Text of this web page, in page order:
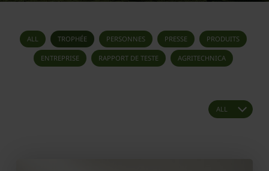
ALL TROPHÉE PERSONNES PRESSE PRODUITS
ENTREPRISE RAPPORT DE TESTE AGRITECHNICA